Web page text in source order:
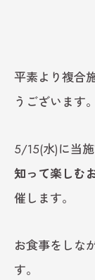
平素より複合
うございます。
5/15(水)に当
知って楽しむ
催します。
お食事をしな
す。